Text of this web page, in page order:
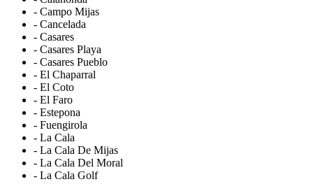
- Campo Mijas
- Cancelada
- Casares
- Casares Playa
- Casares Pueblo
- El Chaparral
- El Coto
- El Faro
- Estepona
- Fuengirola
- La Cala
- La Cala De Mijas
- La Cala Del Moral
- La Cala Golf